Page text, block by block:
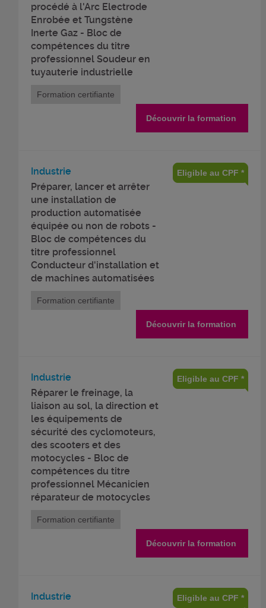
procédé à l'Arc Electrode
Enrobée et Tungstène
Inerte Gaz - Bloc de
compétences du titre
professionnel Soudeur en
tuyauterie industrielle
Formation certifiante
Découvrir la formation
Industrie
Préparer, lancer et arrêter
une installation de
production automatisée
équipée ou non de robots -
Bloc de compétences du
titre professionnel
Conducteur d'installation et
de machines automatisées
Eligible au CPF *
Formation certifiante
Découvrir la formation
Industrie
Réparer le freinage, la
liaison au sol, la direction et
les équipements de
sécurité des cyclomoteurs,
des scooters et des
motocycles - Bloc de
compétences du titre
professionnel Mécanicien
réparateur de motocycles
Eligible au CPF *
Formation certifiante
Découvrir la formation
Industrie
Eligible au CPF *